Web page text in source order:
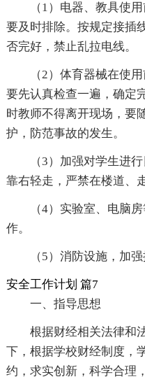
（1）电器、教具使
要及时排除。按规定接插
否完好，禁止乱拉电线。
（2）体育器械在使
要先认真检查一遍，确定
时教师不得离开现场，要
护，防范事故的发生。
（3）加强对学生进
靠右轻走，严禁在楼道、
（4）实验室、电脑
作。
（5）消防设施，加
安全工作计划 篇7
一、指导思想
根据财经相关法律和
下，根据学校财经制度，
约，求实创新，科学合理